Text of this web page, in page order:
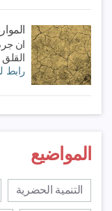
ان
رابط
جودة
المواضيع
التنمية الحضرية